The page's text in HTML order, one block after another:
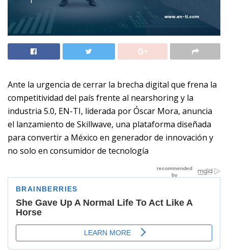
Ante la urgencia de cerrar la brecha digital que frena la
competitividad del país frente al nearshoring y la
industria 5.0, EN-TI, liderada por Óscar Mora, anuncia
el lanzamiento de Skillwave, una plataforma diseñada
para convertir a México en generador de innovación y
no solo en consumidor de tecnología